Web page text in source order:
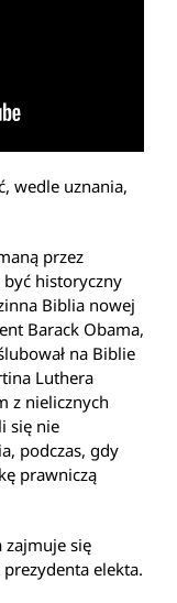
wedle uznania,
przez
być historyczny
Biblia nowej
Barack Obama,
na Biblie
Luthera
z nielicznych
się nie
podczas, gdy
prawniczą
zajmuje się
elekta.